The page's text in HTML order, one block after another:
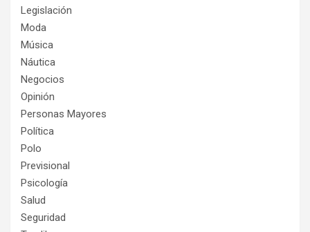
Legislación
Moda
Música
Náutica
Negocios
Opinión
Personas Mayores
Política
Polo
Previsional
Psicología
Salud
Seguridad